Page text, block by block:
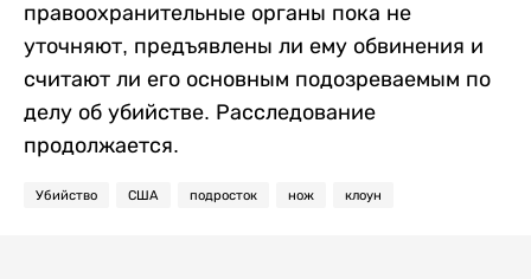
правоохранительные органы пока не
уточняют, предъявлены ли ему обвинения и
считают ли его основным подозреваемым по
делу об убийстве. Расследование
продолжается.
Убийство США подросток нож клоун